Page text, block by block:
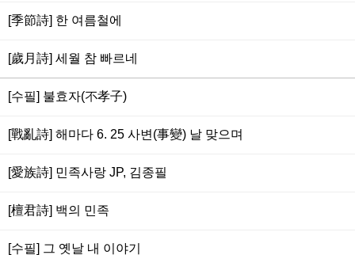
[季節詩] 한 여름철에
[歲月詩] 세월 참 빠르네
[수필] 불효자(不孝子)
[戰亂詩] 해마다 6. 25 사변(事變) 날 맞으며
[愛族詩] 민족사랑 JP, 김종필
[檀君詩] 백의 민족
[수필] 그 옛날 내 이야기